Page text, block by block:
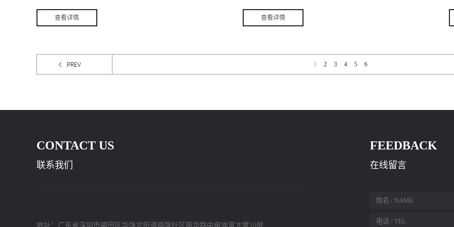
，共有26家企业推荐的103种低碳技术、产品、服务，10家企业推荐的41
调群控系统、工业冷却水能效控制系统、智慧云能源监测管理平台四项技
术、产品成功入选，为深圳市的节能低碳产业发展提供支撑。智慧云能源
软件主要针对建筑的用能系统（如中央空调系统、空压系统、数据中心精
件主要针对水、电、气等常规能源的数字化、智慧化管理，通过能源数据
的实时采集、上传、统计，实现能耗分析和预测、用能对标、用能报告输
出等功能，帮助用能单位实现可视化、智慧化的能源管理，同时有助于用
查看详情
即牵头人）成功中标深圳巴士集团出租车充电桩建设项目设计采购施工
电桩场地勘察、设计、施工等达到使用功能和正常运行要求的一切内容，
整个项目将采用新环能的充电终端，供于纯电动出租车充电。 本次完工
大巴侧与小巴侧，大巴与出租车共享充电位58个。共安装150KW一机二充
短，使用方便简单在提高了车辆的出勤效率的同时，也减少了建设充电桩
查看详情
1 2 3 4 5 6
CONTACT US
联系我们
地址：广东省深圳市福田区华强北街道福强社区振华路中电迪富大厦10层
FEEDBACK
在线留言